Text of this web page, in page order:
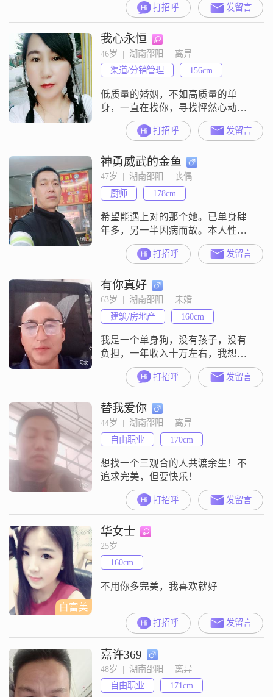
打招呼 发留言
我心永恒
46岁  |  湖南邵阳  |  离异
渠道/分销管理
156cm
低质量的婚姻，不如高质量的单
身，一直在找你，寻找怦然心动的
打招呼 发留言
神勇威武的金鱼
47岁  |  湖南邵阳  |  丧偶
厨师
178cm
希望能遇上对的那个她。已单身肆
年多，另一半因病而故。本人性格
内向不善于言语，但有主见，希望
找一个善解人意的她和我一起到
老。
打招呼 发留言
有你真好
63岁  |  湖南邵阳  |  未婚
建筑/房地产
160cm
我是一个单身狗，没有孩子，没有
负担，一年收入十万左右，我想找
个相互理解，互相关心，的一个善
良的伴侣，如果有意者请多多交
流，相伴一生
打招呼 发留言
替我爱你
44岁  |  湖南邵阳  |  离异
自由职业
170cm
想找一个三观合的人共渡余生！不
追求完美，但要快乐！
打招呼 发留言
白富美
华女士
25岁
160cm
不用你多完美，我喜欢就好
打招呼 发留言
嘉许369
48岁  |  湖南邵阳  |  离异
自由职业
171cm